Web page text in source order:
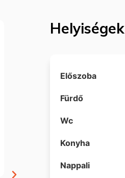
Helyiségek
Előszoba
Fürdő
Wc
Konyha
Nappali